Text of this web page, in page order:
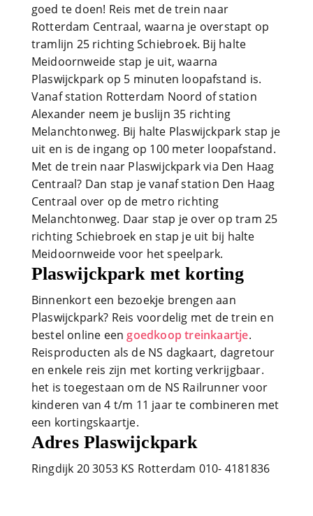
goed te doen! Reis met de trein naar
Rotterdam Centraal, waarna je overstapt op
tramlijn 25 richting Schiebroek. Bij halte
Meidoornweide stap je uit, waarna
Plaswijckpark op 5 minuten loopafstand is.
Vanaf station Rotterdam Noord of station
Alexander neem je buslijn 35 richting
Melanchtonweg. Bij halte Plaswijckpark stap je
uit en is de ingang op 100 meter loopafstand.
Met de trein naar Plaswijckpark via Den Haag
Centraal? Dan stap je vanaf station Den Haag
Centraal over op de metro richting
Melanchtonweg. Daar stap je over op tram 25
richting Schiebroek en stap je uit bij halte
Meidoornweide voor het speelpark.
Plaswijckpark met korting
Binnenkort een bezoekje brengen aan
Plaswijckpark? Reis voordelig met de trein en
bestel online een goedkoop treinkaartje.
Reisproducten als de NS dagkaart, dagretour
en enkele reis zijn met korting verkrijgbaar.
het is toegestaan om de NS Railrunner voor
kinderen van 4 t/m 11 jaar te combineren met
een kortingskaartje.
Adres Plaswijckpark
Ringdijk 20 3053 KS Rotterdam 010- 4181836